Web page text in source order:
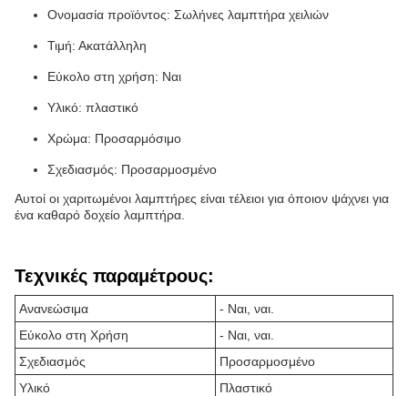
Ονομασία προϊόντος: Σωλήνες λαμπτήρα χειλιών
Τιμή: Ακατάλληλη
Εύκολο στη χρήση: Ναι
Υλικό: πλαστικό
Χρώμα: Προσαρμόσιμο
Σχεδιασμός: Προσαρμοσμένο
Αυτοί οι χαριτωμένοι λαμπτήρες είναι τέλειοι για όποιον ψάχνει για
ένα καθαρό δοχείο λαμπτήρα.
Τεχνικές παραμέτρους:
Ανανεώσιμα
- Ναι, ναι.
Εύκολο στη Χρήση
- Ναι, ναι.
Σχεδιασμός
Προσαρμοσμένο
Υλικό
Πλαστικό